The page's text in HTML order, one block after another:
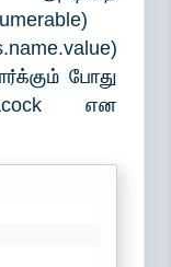
போது
என